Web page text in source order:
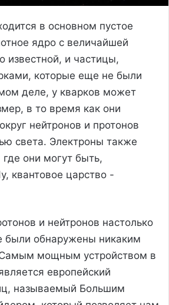
в основном пустое
ядро с величайшей
известной, и частицы,
которые еще не были
деле, у кварков может
в то время как они
нейтронов и протонов
света. Электроны также
где они могут быть,
квантовое царство -
и нейтронов настолько
были обнаружены никаким
мощным устройством в
европейский
называемый Большим